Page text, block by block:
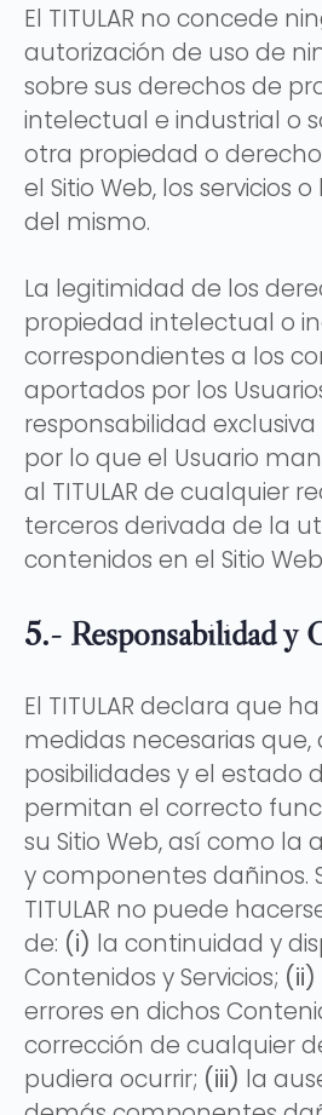
El TITULAR no concede
autorización de uso de
sobre sus derechos de
intelectual e industrial o
otra propiedad o
el Sitio Web, los servicios
del mismo.
La legitimidad de los
propiedad intelectual o
correspondientes a los
aportados por los
responsabilidad
por lo que el Usuario
al TITULAR de cualquier
terceros derivada de la
contenidos en el Sitio
5.- Responsabilidad y
El TITULAR declara que
medidas necesarias que,
posibilidades y el estado
permitan el correcto
su Sitio Web, así como la
y componentes dañinos.
TITULAR no puede
de: (i) la continuidad y
Contenidos y Servicios; (ii)
errores en dichos
corrección de cualquier
pudiera ocurrir; (iii) la